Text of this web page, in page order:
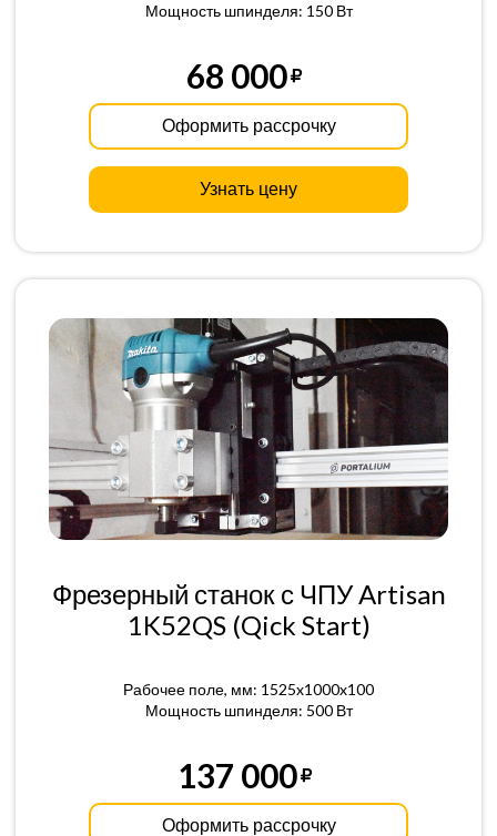
Мощность шпинделя: 150 Вт
68 000
Оформить рассрочку
Узнать цену
Фрезерный станок с ЧПУ Artisan
1K52QS (Qick Start)
Рабочее поле, мм: 1525x1000x100
Мощность шпинделя: 500 Вт
137 000
Оформить рассрочку